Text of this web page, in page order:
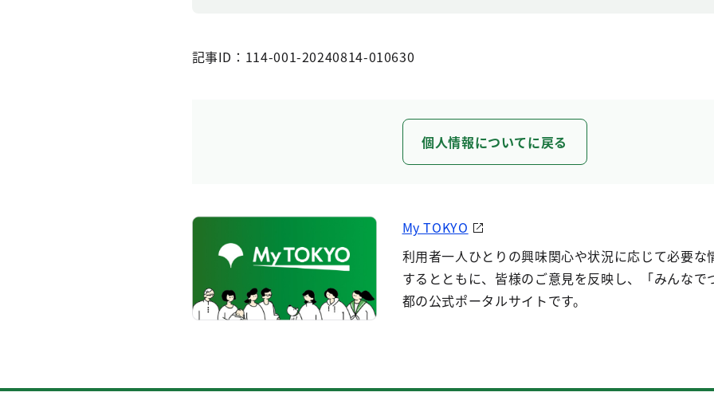
記事ID：114-001-20240814-010630
個人情報についてに戻る
My TOKYO
利用者一人ひとりの興味関心や状況に応じて必要な
するとともに、皆様のご意見を反映し、「みんなで
都の公式ポータルサイトです。